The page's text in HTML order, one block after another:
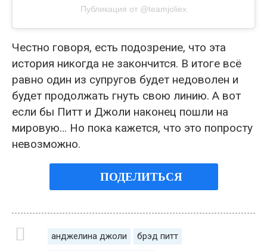
Публикация от @teamjoliex
Честно говоря, есть подозрение, что эта
история никогда не закончится. В итоге всё
равно один из супругов будет недоволен и
будет продолжать гнуть свою линию. А вот
если бы Питт и Джоли наконец пошли на
мировую… Но пока кажется, что это попросту
невозможно.
ПОДЕЛИТЬСЯ
анджелина джоли брэд питт